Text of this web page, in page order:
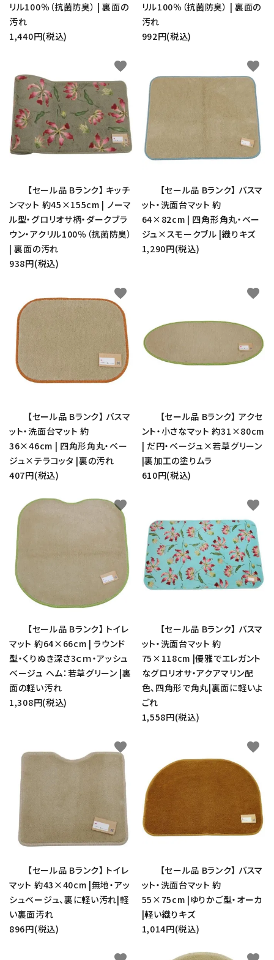
リル100％（抗菌防臭） | 裏面の
汚れ
1,440円(税込)
リル100％（抗菌防臭） | 裏面の
汚れ
992円(税込)
【セール品 Bランク】 キッチ
ンマット 約45×155cm | ノーマ
ル型・グロリオサ柄・ダークブラ
ウン・アクリル100％（抗菌防臭）
| 裏面の汚れ
938円(税込)
favorite
【セール品 Bランク】 バスマ
ット・洗面台マット 約
64×82cm | 四角形角丸・ベー
ジュ×スモークブル |織りキズ
1,290円(税込)
favorite
【セール品 Bランク】 バスマ
ット・洗面台マット 約
36×46cm | 四角形角丸・ベー
ジュ×テラコッタ |裏の汚れ
407円(税込)
favorite
【セール品 Bランク】 アクセ
ント・小さなマット 約31×80cm
| だ円・ベージュ×若草グリーン
|裏加工の塗りムラ
610円(税込)
favorite
【セール品 Bランク】 トイレ
マット 約64×66cm | ラウンド
型・くりぬき深さ3ｃｍ・アッシュ
ベージュ ヘム：若草グリーン |裏
面の軽い汚れ
1,308円(税込)
favorite
【セール品 Bランク】 バスマ
ット・洗面台マット 約
75×118cm |優雅でエレガント
なグロリオサ・アクアマリン配
色、四角形で角丸|裏面に軽いよ
ごれ
1,558円(税込)
favorite
【セール品 Bランク】 トイレ
マット 約43×40cm |無地・アッ
シュベージュ、裏に軽い汚れ|軽
い裏面汚れ
896円(税込)
favorite
【セール品 Bランク】 バスマ
ット・洗面台マット 約
55×75cm |ゆりかご型・オーカ
|軽い織りキズ
1,014円(税込)
favorite
キーワード